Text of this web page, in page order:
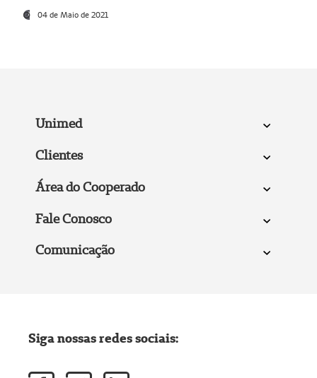
04 de Maio de 2021
Unimed
Clientes
Área do Cooperado
Fale Conosco
Comunicação
Siga nossas redes sociais: